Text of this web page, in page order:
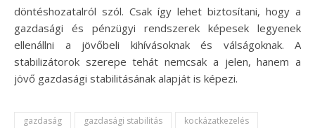
döntéshozatalról szól. Csak így lehet biztosítani, hogy a
gazdasági és pénzügyi rendszerek képesek legyenek
ellenállni a jövőbeli kihívásoknak és válságoknak. A
stabilizátorok szerepe tehát nemcsak a jelen, hanem a
jövő gazdasági stabilitásának alapját is képezi.
gazdaság gazdasági stabilitás
kockázatkezelés